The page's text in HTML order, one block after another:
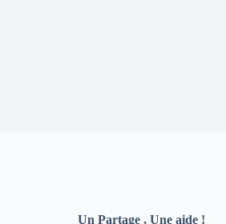
Un Partage , Une aide !